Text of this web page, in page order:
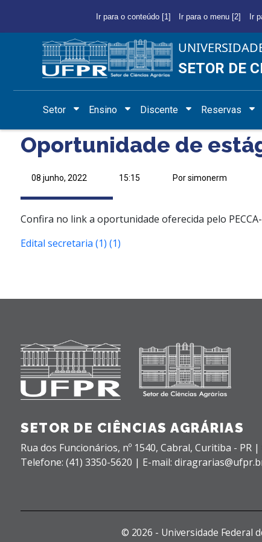
Ir para o conteúdo [1] Ir para o menu [2] Ir
SETOR DE
Setor Ensino Discente Reservas
Oportunidade de
08 junho, 2022 15:15 Por simonerm
Confira no link a oportunidade oferecida pelo PECCA-
Edital secretaria (1) (1)
SETOR DE CIÊNCIAS AGRÁRIAS
Rua dos Funcionários, nº 1540, Cabral, Curitiba - PR |
Telefone: (41) 3350-5620 | E-mail:
© 2026 - Universidade Federal